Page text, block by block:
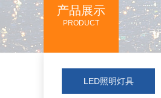
产品展示
PRODUCT
LED照明灯具